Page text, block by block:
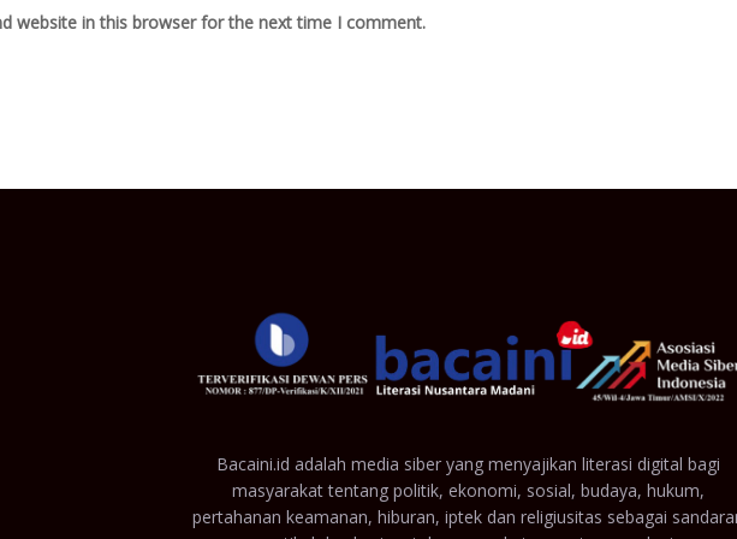
website in this browser for the next time I comment.
Bacaini.id adalah media siber yang menyajikan literasi digital bagi
masyarakat tentang politik, ekonomi, sosial, budaya, hukum,
pertahanan keamanan, hiburan, iptek dan religiusitas sebagai